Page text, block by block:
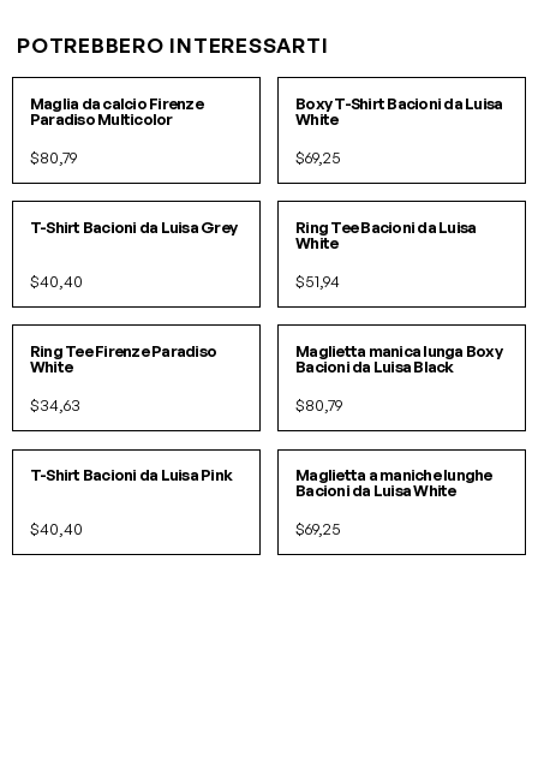
POTREBBERO INTERESSARTI
S/M L/XL
Maglia da calcio Firenze
Paradiso Multicolor
$80,79
S/ML/XL
Boxy T-Shirt Bacioni da Luisa
White
$69,25
IN 3 COLORI
SMLXL
T-Shirt Bacioni da Luisa Grey
$40,40
IN 2 COLORI
SML
Ring Tee Bacioni da Luisa
White
$51,94
SML
Ring Tee Firenze Paradiso
White
$34,63
S/ML/XL
Maglietta manica lunga Boxy
Bacioni da Luisa Black
$80,79
IN 3 COLORI
SMLXL
T-Shirt Bacioni da Luisa Pink
$40,40
SMLXL
Maglietta a maniche lunghe
Bacioni da Luisa White
$69,25